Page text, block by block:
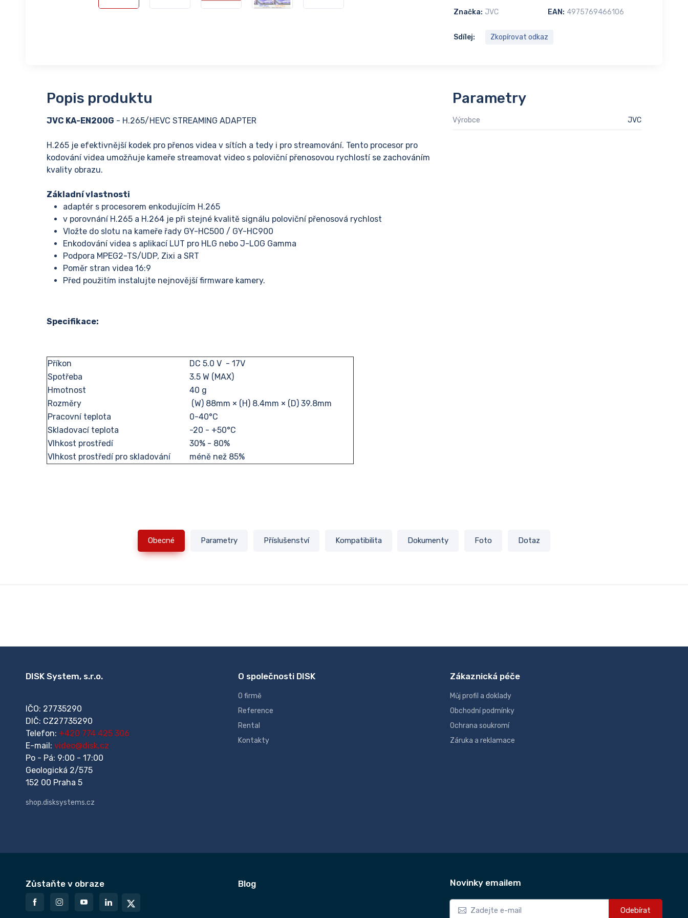
EAN: 4975769466106
Značka: JVC
Sdílej: Zkopírovat odkaz
Popis produktu
JVC KA-EN200G - H.265/HEVC STREAMING ADAPTER
H.265 je efektivnější kodek pro přenos videa v sítích a tedy i pro streamování. Tento procesor pro
kodování videa umožňuje kameře streamovat video s poloviční přenosovou rychlostí se zachováním
kvality obrazu.
Základní vlastnosti
adaptér s procesorem enkodujícím H.265
v porovnání H.265 a H.264 je při stejné kvalitě signálu poloviční přenosová rychlost
Vložte do slotu na kameře řady GY-HC500 / GY-HC900
Enkodování videa s aplikací LUT pro HLG nebo J-LOG Gamma
Podpora MPEG2-TS/UDP, Zixi a SRT
Poměr stran videa 16:9
Před použitím instalujte nejnovější firmware kamery.
Specifikace:
Příkon
DC 5.0 V - 17V
Spotřeba
3.5 W (MAX)
Hmotnost
40 g
Rozměry
(W) 88mm × (H) 8.4mm × (D) 39.8mm
Pracovní teplota
0-40°C
Skladovací teplota
-20 - +50°C
Vlhkost prostředí
30% - 80%
Vlhkost prostředí pro skladování
méně než 85%
Parametry
Výrobce JVC
Obecné Parametry Příslušenství Kompatibilita Dokumenty Foto Dotaz
DISK System, s.r.o.
IČO: 27735290
DIČ: CZ27735290
Telefon: +420 774 425 306
E-mail: video@disk.cz
Po - Pá: 9:00 - 17:00
Geologická 2/575
152 00 Praha 5
shop.disksystems.cz
O společnosti DISK
O firmě
Reference
Rental
Kontakty
Zákaznická péče
Můj profil a doklady
Obchodní podmínky
Ochrana soukromí
Záruka a reklamace
Zůstaňte v obraze Blog Novinky emailem
Odebírat